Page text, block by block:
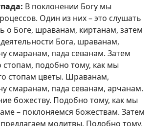
В поклонении Богу мы
Один из них – это слушать
о Боге, шраванам, киртанам, затем
Бога, шраванам,
смаранам, пада севанам. Затем
стопам, подобно тому, как мы
стопам цветы. Шраванам,
смаранам, пада севанам, арчанам.
божеству. Подобно тому, как мы
– поклоняемся божествам. Затем
молитвы. Подобно тому,